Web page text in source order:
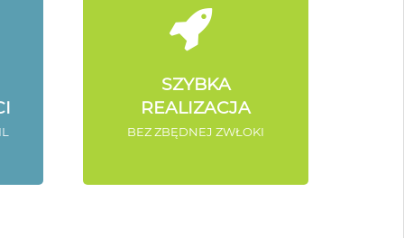
SZYBKA
REALIZACJA
BEZ ZBĘDNEJ ZWŁOKI